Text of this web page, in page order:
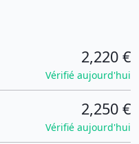
2,220 €
Vérifié aujourd'hui
2,250 €
Vérifié aujourd'hui